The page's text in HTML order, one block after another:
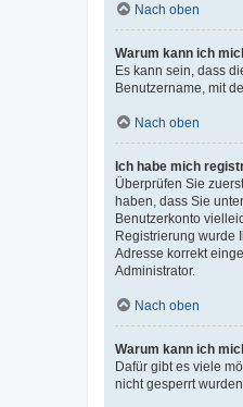
Nach oben
Warum kann ich
Es kann sein, dass
Benutzername, mit
Nach oben
Ich habe mich
Überprüfen Sie
haben, dass Sie
Benutzerkonto
Registrierung wurde
Adresse korrekt
Administrator.
Nach oben
Warum kann ich
Dafür gibt es viele
nicht gesperrt